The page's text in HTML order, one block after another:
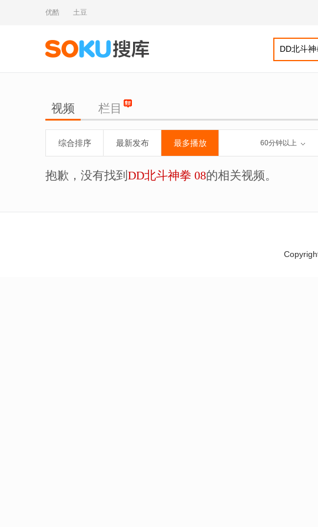
优酷 土豆
视频 栏目
综合排序 最新发布 最多播放 60分钟以上
抱歉，没有找到 DD北斗神拳 08的相关视频。